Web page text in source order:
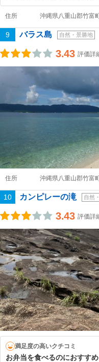
住所 沖縄県八重山郡竹富
9 バラス島 自然・景勝地
3.43 評価詳
住所 沖縄県八重山郡竹富
10 カンピレーの滝 自然
3.43 評価詳
満足度の高いクチコミ
お弁当を食べるのにおすすめ